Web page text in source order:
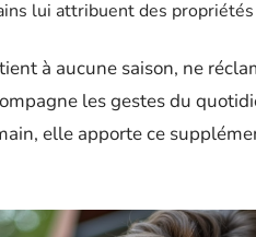
lui attribuent des
à aucune saison, ne
les gestes du
elle apporte ce